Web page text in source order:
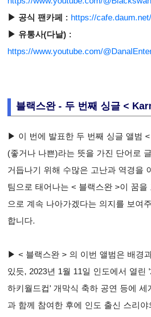
▶ 공식 팬카페 : https://
▶ 유통사(다날) :
https://www.youtube.com/
블랙스완 - 두 번째 싱글 <
▶ 이 번에 발표한 두 번째 싱글 앨범
(좋거나 나쁜)라는 뜻을 가진 단어로
거듭나기 위해 수많은 고난과 역경을
팀으로 태어나는 < 블랙스완 >이 꿈을
으로 계속 나아가겠다는 의지를 보여
합니다.
▶ < 블랙스완 > 의 이번 앨범은 배경
있듯, 2023년 1월 11일 인도에서 열린
하키월드컵' 개막식 축하 공연 등에 세
과 함께 참여한 후에 인도 출신 스리야